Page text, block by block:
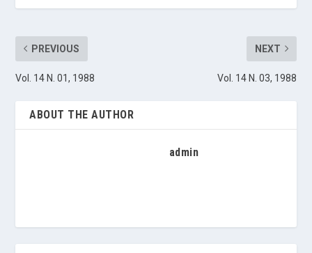
PREVIOUS
Vol. 14 N. 01, 1988
NEXT
Vol. 14 N. 03, 1988
ABOUT THE AUTHOR
admin